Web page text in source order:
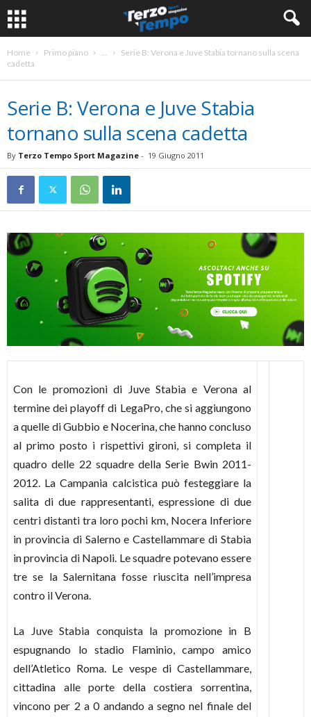
Home Primo piano ...
Serie B: Verona e Juve Stabia tornano sulla scena
cadetta
Serie B: Verona e Juve Stabia
tornano sulla scena cadetta
By Terzo Tempo Sport Magazine - 19 Giugno 2011
Con le promozioni di Juve Stabia e Verona al
termine dei playoff di LegaPro, che si aggiungono
a quelle di Gubbio e Nocerina, che hanno concluso
al primo posto i rispettivi gironi, si completa il
quadro delle 22 squadre della Serie Bwin 2011-
2012. La Campania calcistica può festeggiare la
salita di due rappresentanti, espressione di due
centri distanti tra loro pochi km, Nocera Inferiore
in provincia di Salerno e Castellammare di Stabia
in provincia di Napoli. Le squadre potevano essere
tre se la Salernitana fosse riuscita nell’impresa
contro il Verona.
La Juve Stabia conquista la promozione in B
espugnando lo stadio Flaminio, campo amico
dell’Atletico Roma. Le vespe di Castellammare,
cittadina alle porte della costiera sorrentina,
vincono per 2 a 0 andando a segno nel finale del